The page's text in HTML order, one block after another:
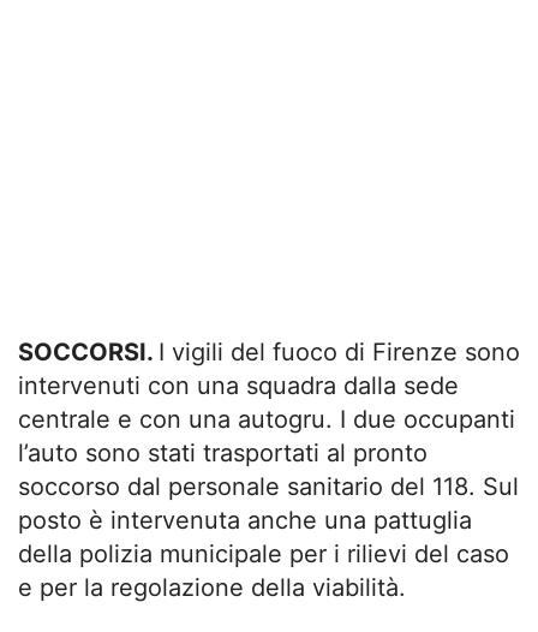
SOCCORSI. I vigili del fuoco di Firenze sono
intervenuti con una squadra dalla sede
centrale e con una autogru. I due occupanti
l’auto sono stati trasportati al pronto
soccorso dal personale sanitario del 118. Sul
posto è intervenuta anche una pattuglia
della polizia municipale per i rilievi del caso
e per la regolazione della viabilità.